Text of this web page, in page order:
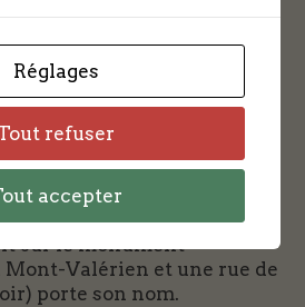
à la prison de Fresnes.
armes au fort du Mont-
à 15 h 13 avec ses
et-Loir
au cimetière d’Ivry-
de-Marne). Homologué
des FTPF, il fut reconnu
» par le ministère des
le 28 octobre 1957.
sur le monument
Valérien et une rue de
porte son nom.
Réglages
refuser
accepter